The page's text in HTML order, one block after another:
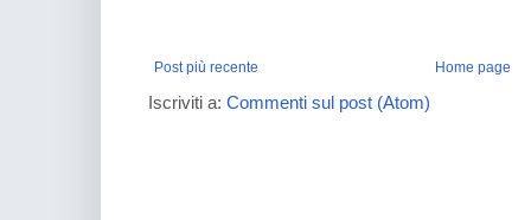
Post più recente Home page
Iscriviti a: Commenti sul post (Atom)